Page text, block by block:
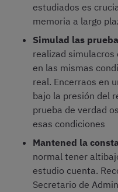
estudiados es
memoria a largo
Simulad las
realizad
en las mismas
real. Encerraos en
bajo la presión del
prueba de verdad
esas condiciones
Mantened la
normal tener
estudio cuenta.
Secretario de